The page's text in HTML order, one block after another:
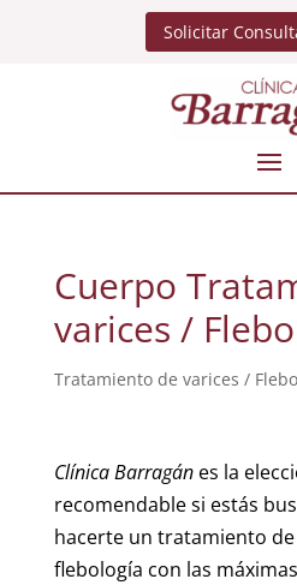
Solicitar
Cuerpo
varices /
Tratamiento de varices /
Clínica Barragánes la
recomendable si estás
hacerte un tratamiento de
flebología con las